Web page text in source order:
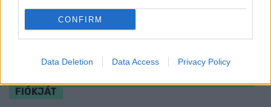
CONFIRM
Data Deletion Data Access Privacy Policy
CZUNYINÉ HARCA A GMAIL ÉS AZ ÖNKÉNY ELLEN
FIÓKJÁT